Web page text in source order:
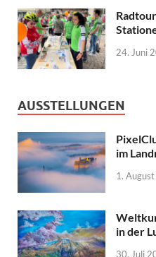
24. Juni
AUSSTELLUNGEN
im
1.
in der
30. Juli